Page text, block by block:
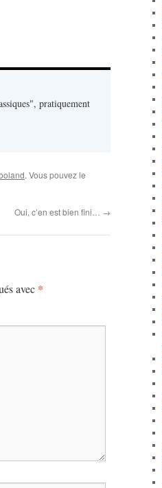
pratiquement
. Vous pouvez le
Oui, c’en est bien fini… →
avec *